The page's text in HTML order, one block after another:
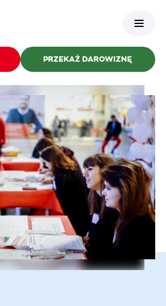
PRZEKAŻ DAROWIZNĘ